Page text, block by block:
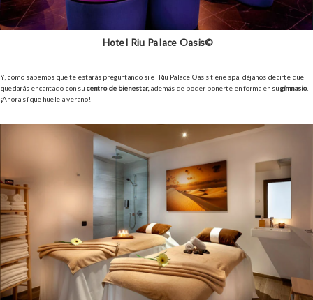
Hotel Riu Palace Oasis©
Y, como sabemos que te estarás preguntando si el Riu Palace Oasis tiene spa, déjanos decirte que
quedarás encantado con su centro de bienestar, además de poder ponerte en forma en sugimnasio.
¡Ahora sí que huele a verano!